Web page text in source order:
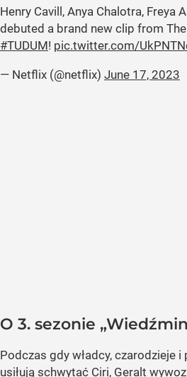
Henry Cavill, Anya Chalotra, Freya
debuted a brand new clip from
#TUDUM! pic.twitter.com/
— Netflix (@netflix) June 17, 2023
O 3. sezonie
Podczas gdy władcy, czarodzieje
usiłują schwytać Ciri, Geralt